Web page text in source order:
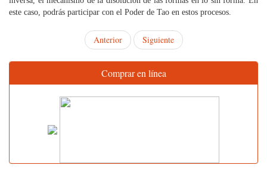
este caso, podrás participar con el Poder de Tao en estos procesos.
Anterior Siguiente
Comprar en línea